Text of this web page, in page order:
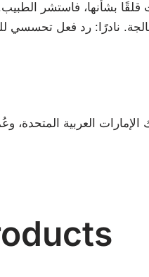
بشأنها، فاستشر
العربية المتحدة،